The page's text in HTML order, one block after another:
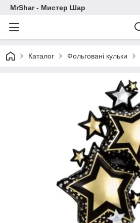
MrShar - Мистер Шар
Каталог Фольговані кульки